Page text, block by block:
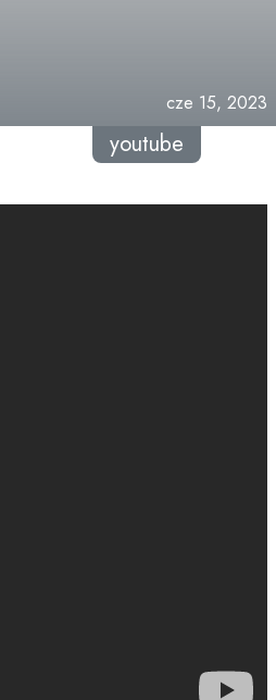
cze 15, 2023
youtube